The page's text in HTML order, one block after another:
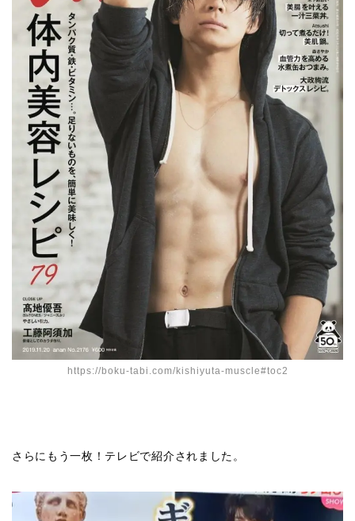
https://boku-tabi.com/kishiyuta-muscle#toc2
さらにもう一枚！テレビで紹介されました。